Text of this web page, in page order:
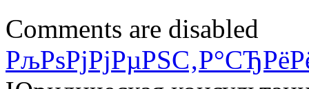
Comments are disabled